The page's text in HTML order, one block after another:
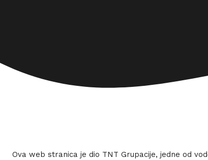
Ova web stranica je dio TNT Grupacije, jedne od